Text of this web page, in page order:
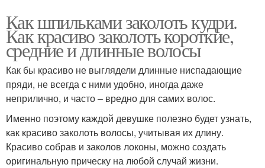
Как шпильками заколоть кудри.
Как красиво заколоть короткие,
средние и длинные волосы
Как бы красиво не выглядели длинные ниспадающие
пряди, не всегда с ними удобно, иногда даже
неприлично, и часто – вредно для самих волос.
Именно поэтому каждой девушке полезно будет узнать,
как красиво заколоть волосы, учитывая их длину.
Красиво собрав и заколов локоны, можно создать
оригинальную прическу на любой случай жизни.